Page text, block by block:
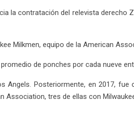
la contratación del relevista
Milkmen, equipo de la American
de ponches por cada nueve
Angels. Posteriormente, en 2017,
Association, tres de ellas con